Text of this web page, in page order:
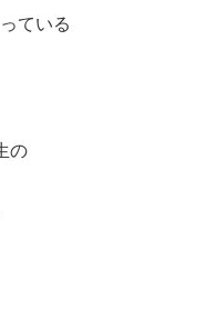
ている
の